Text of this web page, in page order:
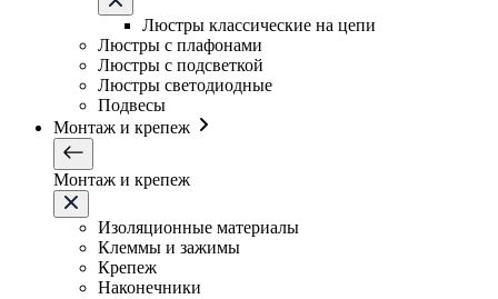
Люстры классические на цепи
Люстры с плафонами
Люстры с подсветкой
Люстры светодиодные
Подвесы
Монтаж и крепеж
Монтаж и крепеж
Изоляционные материалы
Клеммы и зажимы
Крепеж
Наконечники